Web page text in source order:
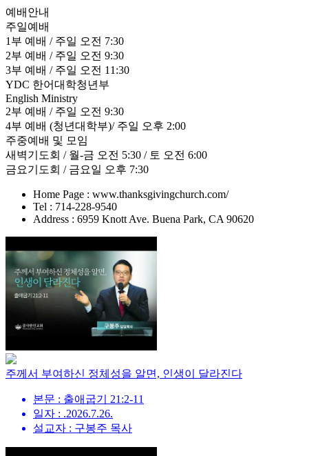
예배안내
주일예배
1부 예배 / 주일 오전 7:30
2부 예배 / 주일 오전 9:30
3부 예배 / 주일 오전 11:30
YDC 한어대학청년부
English Ministry
2부 예배 / 주일 오전 9:30
4부 예배 (청년대학부)/ 주일 오후 2:00
주중예배 및 모임
새벽기도회 / 월-금 오전 5:30 / 토 오전 6:00
금요기도회 / 금요일 오후 7:30
Home Page : www.thanksgivingchurch.com/
Tel : 714-228-9540
Address : 6959 Knott Ave. Buena Park, CA 90620
주께서 부여하신 정체성을 알면, 인생이 달라진다
본문 : 출애굽기 21:2-11
일자 : .2026.7.26.
설교자 : 구봉주 목사